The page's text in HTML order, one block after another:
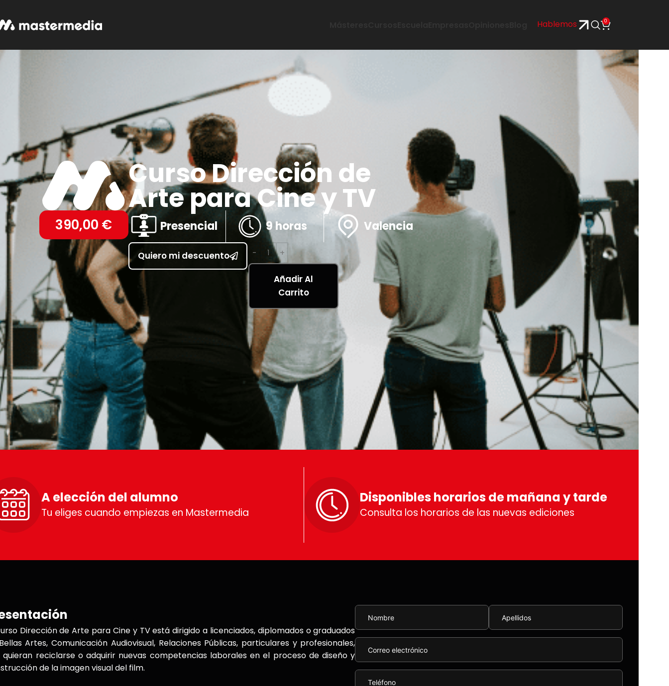
Hablemos 0
390,00 €
Curso Dirección de
Arte para Cine y TV
Presencial 9 horas Valencia
Quiero mi descuento
Añadir Al
Carrito
A elección del alumno
Tu eliges cuando empiezas en Mastermedia
Disponibles horarios de mañana y tarde
Consulta los horarios de las nuevas ediciones
Dirección de Arte para Cine y TV está dirigido a licenciados, diplomados o graduados
Artes, Comunicación Audiovisual, Relaciones Públicas, particulares y profesionales,
quieran reciclarse o adquirir nuevas competencias laborales en el proceso de diseño y
de la imagen visual del film.